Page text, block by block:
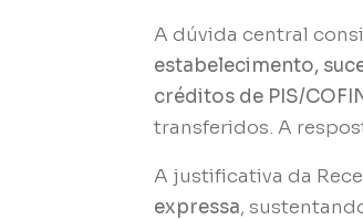
A dúvida central
estabelecimento,
créditos de PIS/
transferidos. A
A justificativa da
expressa,